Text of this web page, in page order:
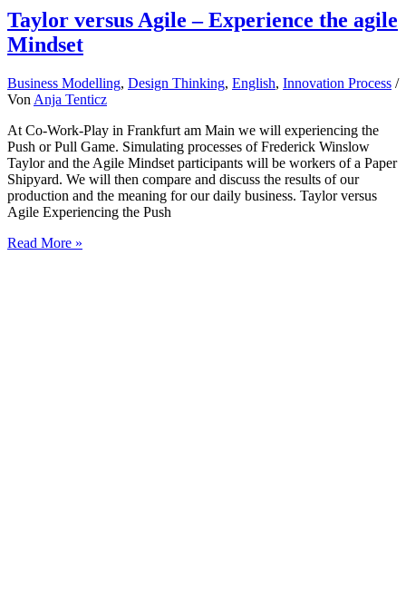
Taylor versus Agile – Experience the agile
Mindset
Business Modelling, Design Thinking, English, Innovation Process /
Von Anja Tenticz
At Co-Work-Play in Frankfurt am Main we will experiencing the
Push or Pull Game. Simulating processes of Frederick Winslow
Taylor and the Agile Mindset participants will be workers of a Paper
Shipyard. We will then compare and discuss the results of our
production and the meaning for our daily business. Taylor versus
Agile Experiencing the Push
Taylor
Read More »